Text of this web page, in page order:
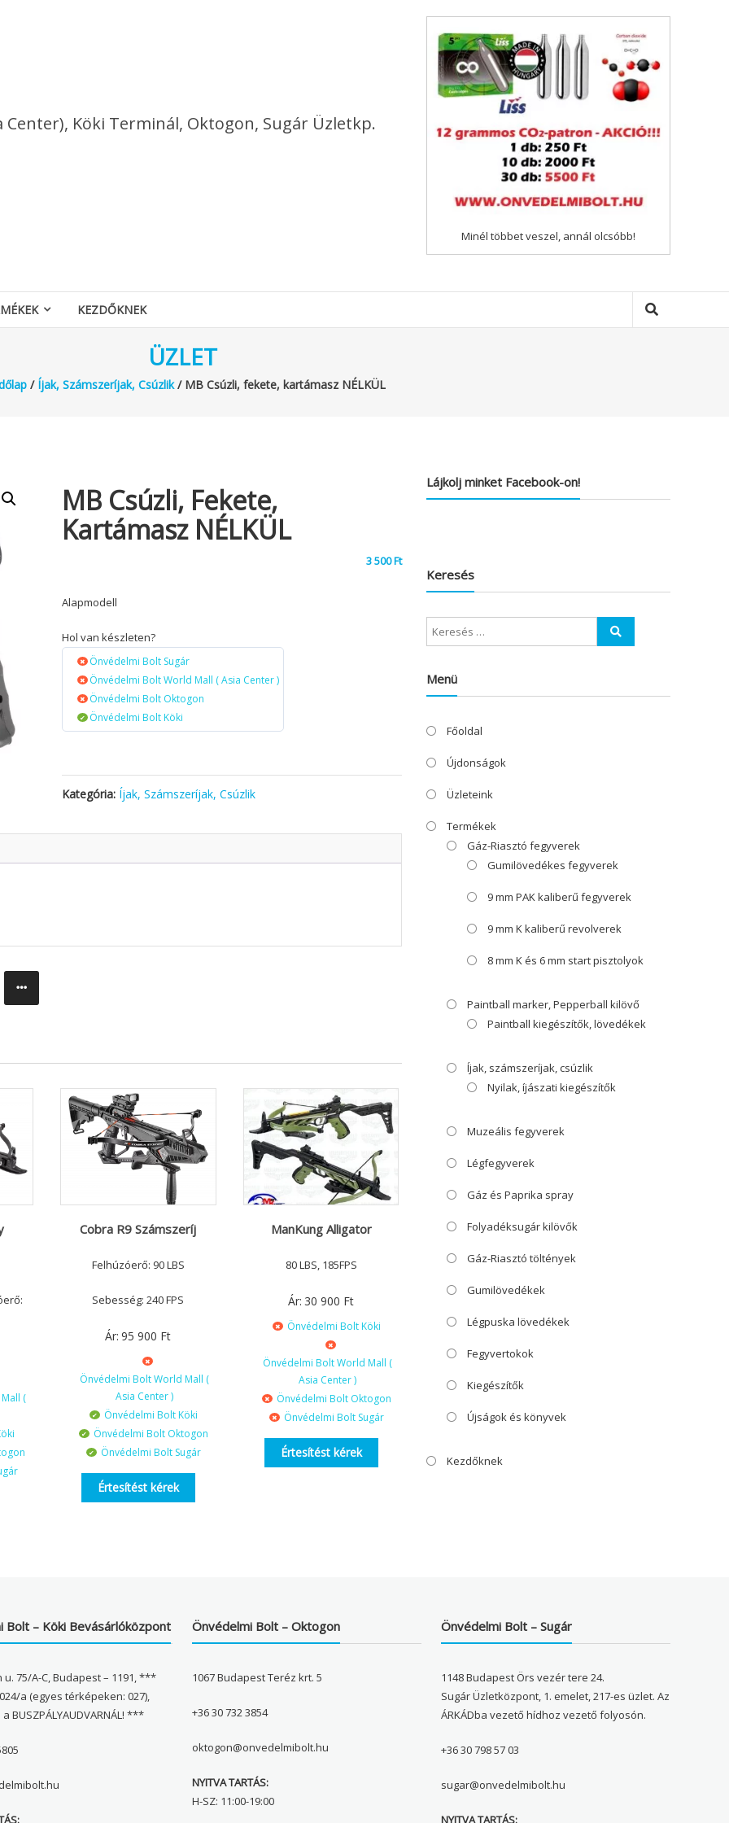
Center), Köki Terminál, Oktogon, Sugár Üzletkp.
Minél többet veszel, annál olcsóbb!
KEZDŐKNEK
ÜZLET
/ Íjak, Számszeríjak, Csúzlik/ MB Csúzli, fekete, kartámasz NÉLKÜL
MB Csúzli, Fekete,
Kartámasz NÉLKÜL
3 500Ft
Alapmodell
Hol van készleten?
Önvédelmi Bolt Sugár
Önvédelmi Bolt World Mall ( Asia Center )
Önvédelmi Bolt Oktogon
Önvédelmi Bolt Köki
Kategória: Íjak, Számszeríjak, Csúzlik
(
Cobra R9 Számszeríj
Felhúzóerő: 90 LBS
Sebesség: 240 FPS
Ár: 95 900 Ft
Önvédelmi Bolt World Mall (
Asia Center )
Önvédelmi Bolt Köki
Önvédelmi Bolt Oktogon
Önvédelmi Bolt Sugár
Értesítést kérek
ManKung Alligator
80 LBS, 185FPS
Ár: 30 900 Ft
Önvédelmi Bolt Köki
Önvédelmi Bolt World Mall (
Asia Center )
Önvédelmi Bolt Oktogon
Önvédelmi Bolt Sugár
Értesítést kérek
Lájkolj minket Facebook-on!
Keresés
Menü
Főoldal
Újdonságok
Üzleteink
Termékek
Gáz-Riasztó fegyverek
Gumilövedékes fegyverek
9 mm PAK kaliberű fegyverek
9 mm K kaliberű revolverek
8 mm K és 6 mm start pisztolyok
Paintball marker, Pepperball kilövő
Paintball kiegészítők, lövedékek
Íjak, számszeríjak, csúzlik
Nyilak, íjászati kiegészítők
Muzeális fegyverek
Légfegyverek
Gáz és Paprika spray
Folyadéksugár kilövők
Gáz-Riasztó töltények
Gumilövedékek
Légpuska lövedékek
Fegyvertokok
Kiegészítők
Újságok és könyvek
Kezdőknek
Bolt – Köki Bevásárlóközpont
u. 75/A-C, Budapest – 1191, ***
024/a (egyes térképeken: 027),
BUSZPÁLYAUDVARNÁL! ***
Önvédelmi Bolt – Oktogon
1067 Budapest Teréz krt. 5
+36 30 732 3854
oktogon@onvedelmibolt.hu
NYITVA TARTÁS:
H-SZ: 11:00-19:00
Önvédelmi Bolt – Sugár
1148 Budapest Örs vezér tere 24.
Sugár Üzletközpont, 1. emelet, 217-es üzlet. Az
ÁRKÁDba vezető hídhoz vezető folyosón.
+36 30 798 57 03
sugar@onvedelmibolt.hu
NYITVA TARTÁS: